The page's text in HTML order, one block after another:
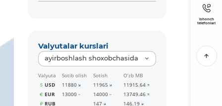
Valyutalar kurslari
ayirboshlash shoxobchasida
Valyuta Sotib olish Sotish
O‘zb MB
USD
11880 11965
11915.64
EUR
13000 14000
13749.46
RUB
147
146.19
Ishonch
telefonlari